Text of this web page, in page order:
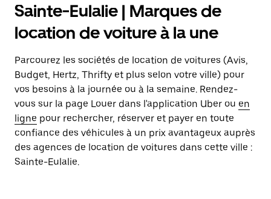
Sainte-Eulalie | Marques de
location de voiture à la une
Parcourez les sociétés de location de voitures (Avis,
Budget, Hertz, Thrifty et plus selon votre ville) pour
vos besoins à la journée ou à la semaine. Rendez-
vous sur la page Louer dans l'application Uber ou en
ligne pour rechercher, réserver et payer en toute
confiance des véhicules à un prix avantageux auprès
des agences de location de voitures dans cette ville :
Sainte-Eulalie.